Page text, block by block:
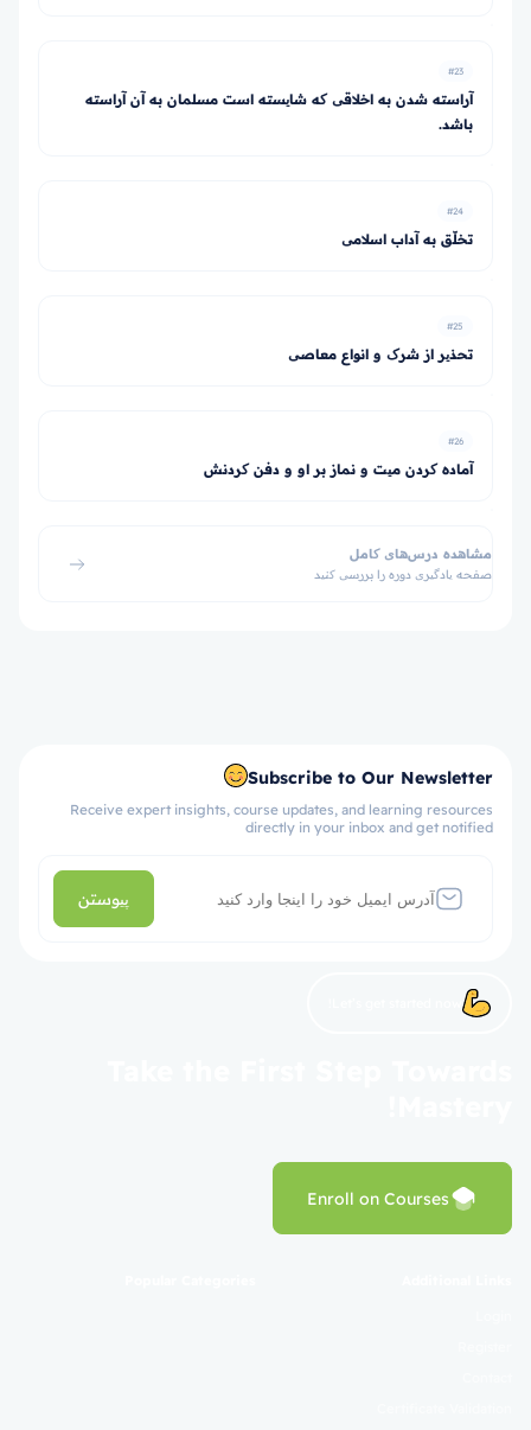
#23
آراسته شدن به اخلاقی که شایسته است مسلمان به آن آراسته
باشد.
#24
تخلّق به آداب اسلامی
#25
تحذیر از شرک و انواع معاصی
#26
آماده کردن میت و نماز بر او و دفن کردنش
مشاهده درس‌های کامل
صفحه یادگیری دوره را بررسی کنید
Subscribe to Our Newsletter
Receive expert insights, course updates, and learning resources
directly in your inbox and get notified
پیوستن
Enroll on Courses